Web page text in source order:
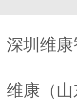
深圳维
维康（